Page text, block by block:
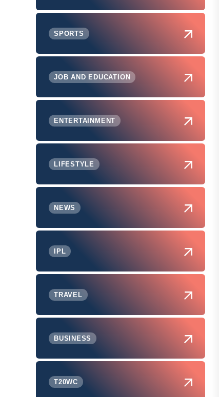
SPORTS
JOB AND EDUCATION
ENTERTAINMENT
LIFESTYLE
NEWS
IPL
TRAVEL
BUSINESS
T20WC